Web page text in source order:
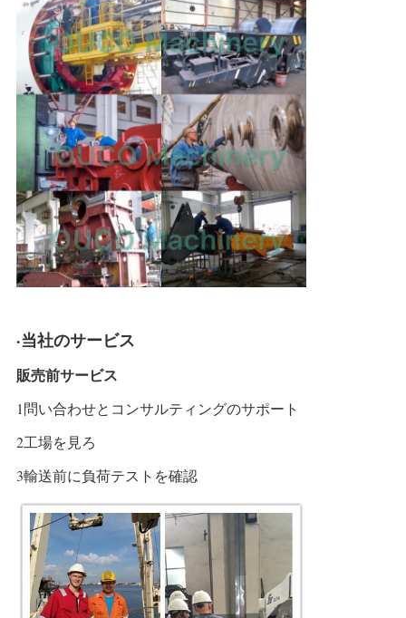
·当社のサービス
販売前サービス
1問い合わせとコンサルティングのサポート
2工場を見ろ
3輸送前に負荷テストを確認